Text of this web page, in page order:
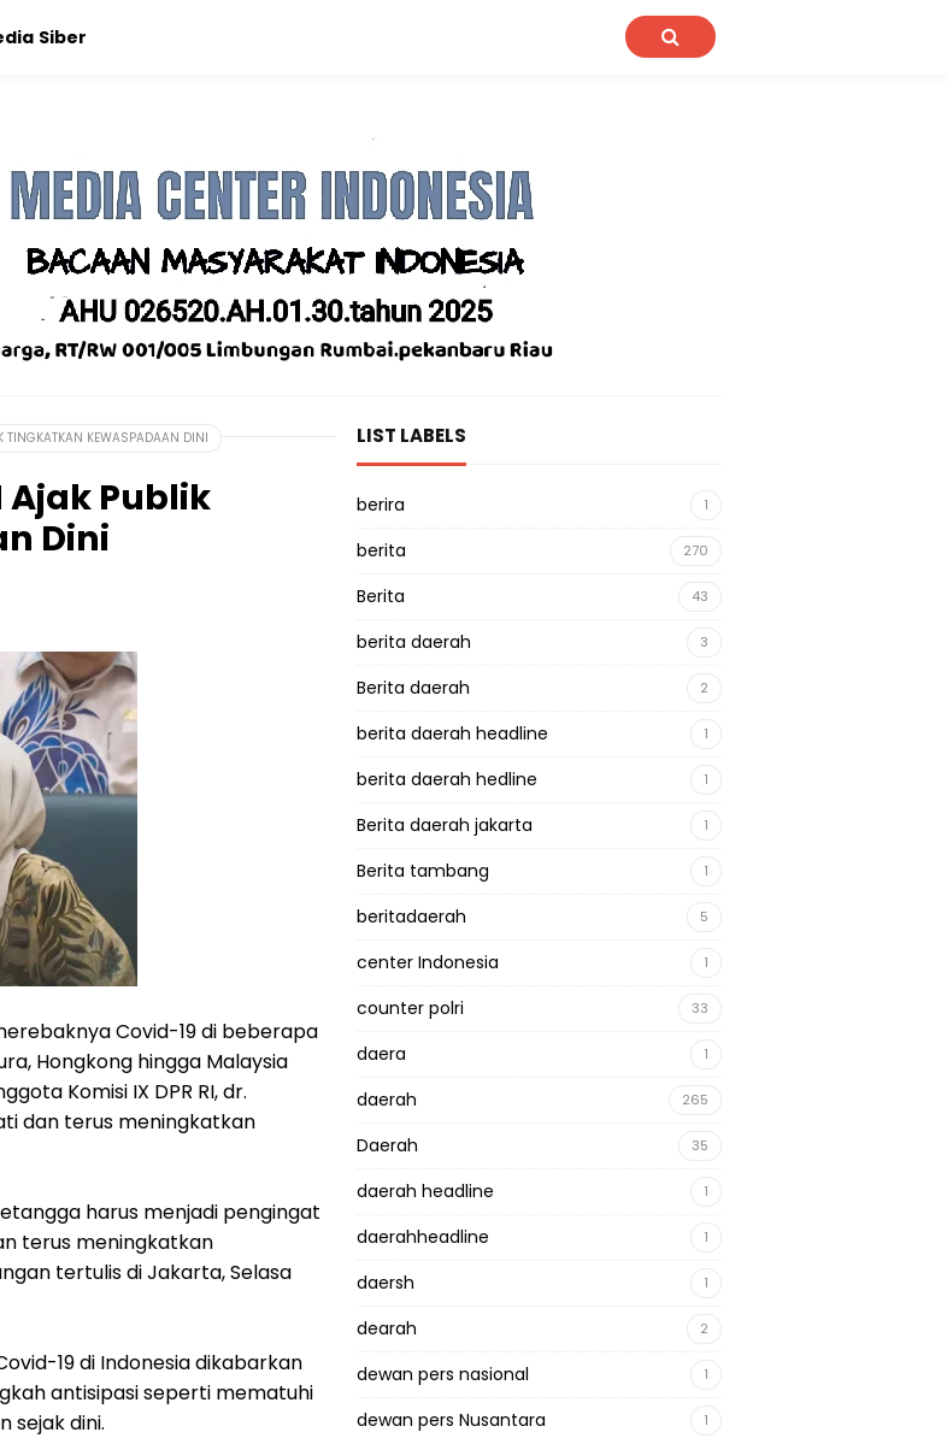
Siber
TINGKATKAN KEWASPADAAN DINI
Ajak Publik
Dini
Covid-19 di beberapa
Hongkong hingga Malaysia
Komisi IX DPR RI, dr.
dan terus meningkatkan
harus menjadi pengingat
terus meningkatkan
tertulis di Jakarta, Selasa
19 di Indonesia dikabarkan
antisipasi seperti mematuhi
sejak dini.
LIST LABELS
berira 1
berita 270
Berita 43
berita daerah 3
Berita daerah 2
berita daerah headline 1
berita daerah hedline 1
Berita daerah jakarta 1
Berita tambang 1
beritadaerah 5
center Indonesia 1
counter polri 33
daera 1
daerah 265
Daerah 35
daerah headline 1
daerahheadline 1
daersh 1
dearah 2
dewan pers nasional 1
dewan pers Nusantara 1